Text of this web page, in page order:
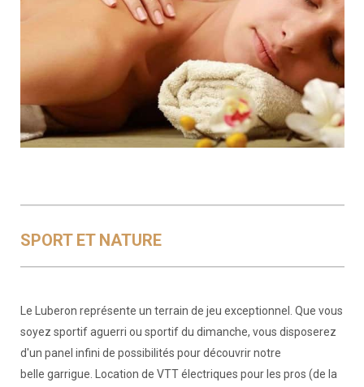
SPORT ET NATURE
Le Luberon représente un terrain de jeu exceptionnel. Que vous
soyez sportif aguerri ou sportif du dimanche, vous disposerez
d'un panel infini de possibilités pour découvrir notre
belle garrigue. Location de VTT électriques pour les pros (de la